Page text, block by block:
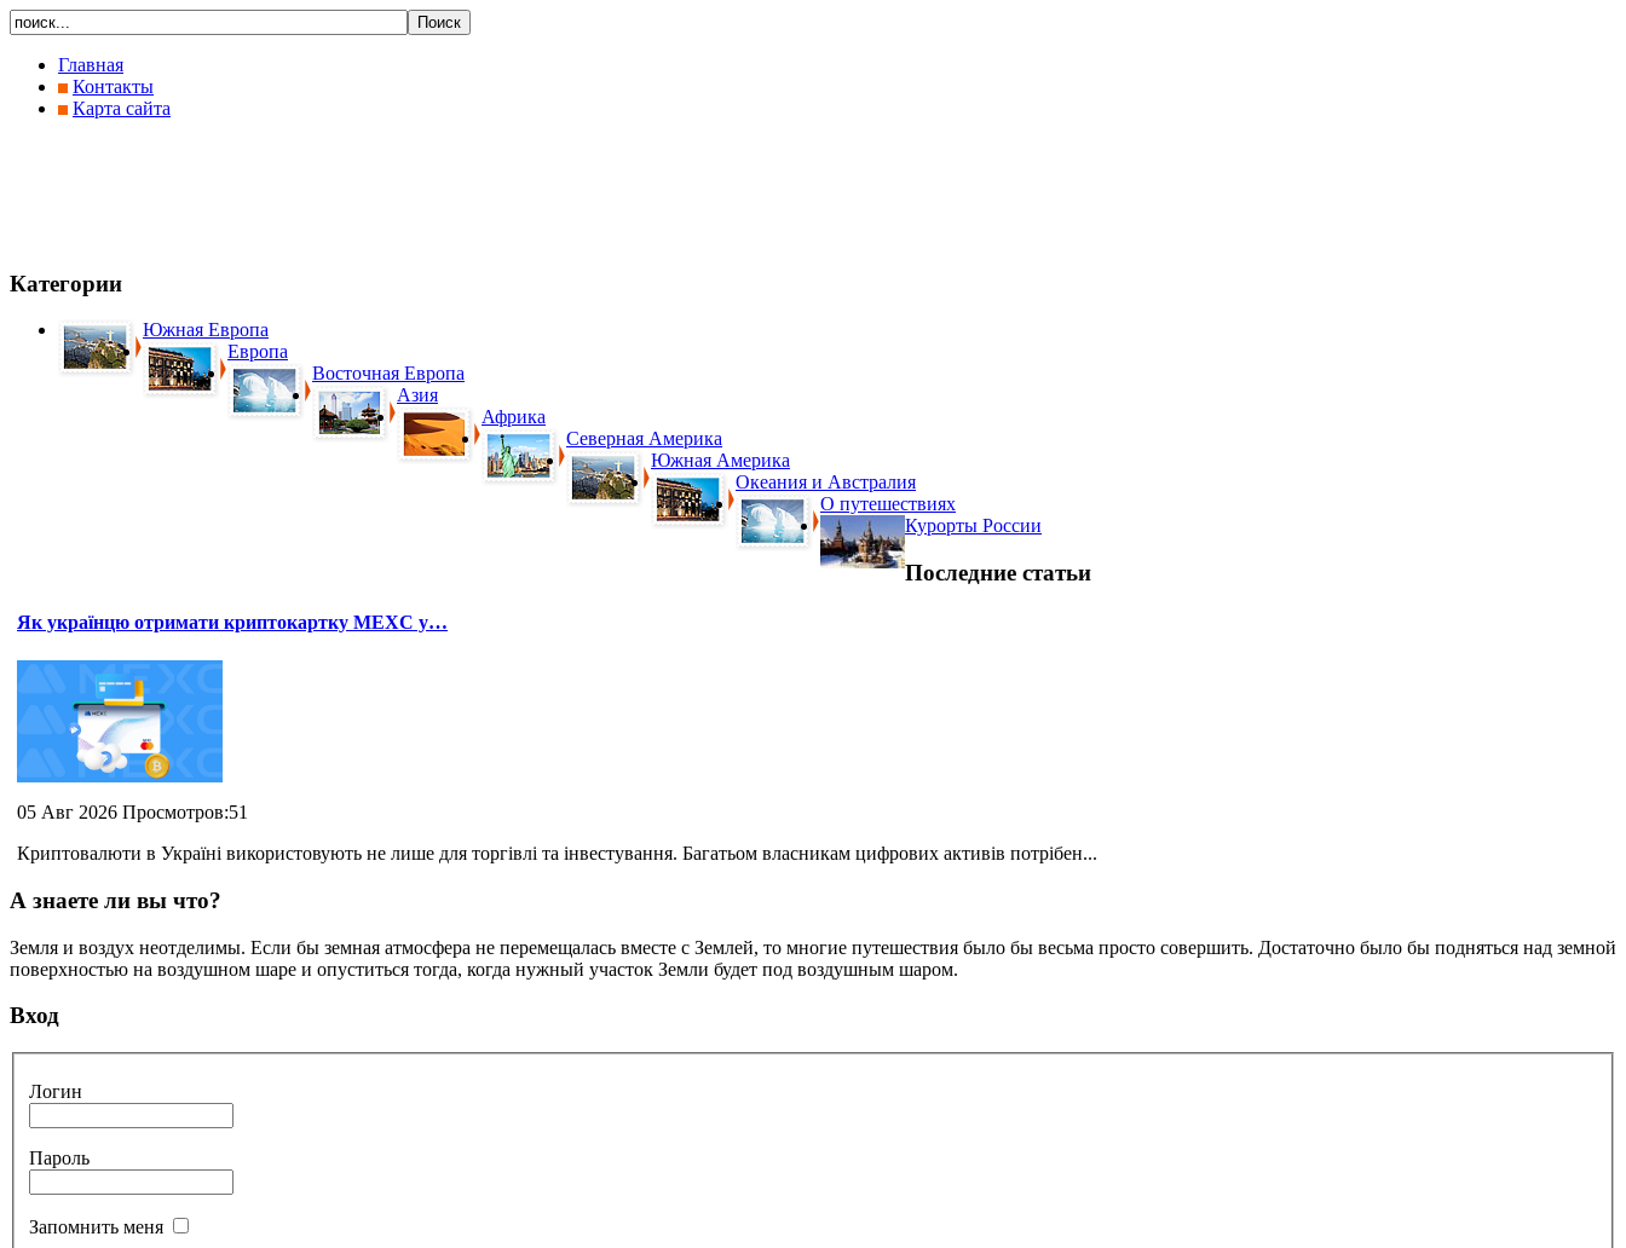
Главная
Контакты
Карта сайта
Категории
Южная Европа
Европа
Восточная Европа
Азия
Африка
Северная Америка
Южная Америка
Океания и Австралия
О путешествиях
Курорты России
Последние статьи
Як українцю отримати криптокартку MEXC у…
05 Авг 2026 Просмотров:51
Криптовалюти в Україні використовують не лише для торгівлі та інвестування. Багатьом власникам цифрових активів потрібен...
А знаете ли вы что?
Земля и воздух неотделимы. Если бы земная атмосфера не перемещалась вместе с Землей, то многие путешествия было бы весьма просто совершить. Достаточно было бы подняться над земной
поверхностью на воздушном шаре и опуститься тогда, когда нужный участок Земли будет под воздушным шаром.
Вход
Логин
Пароль
Запомнить меня